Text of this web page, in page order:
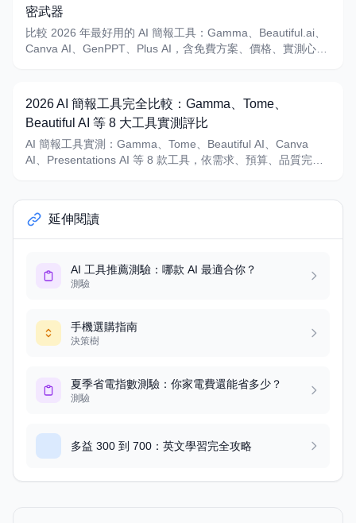
密武器
比較 2026 年最好用的 AI 簡報工具：Gamma、Beautiful.ai、
Canva AI、GenPPT、Plus AI，含免費方案、價格、實測心得
2026 AI 簡報工具完全比較：Gamma、Tome、
Beautiful AI 等 8 大工具實測評比
AI 簡報工具實測：Gamma、Tome、Beautiful AI、Canva
AI、Presentations AI 等 8 款工具，依需求、預算、品質完整
延伸閱讀
AI 工具推薦測驗：哪款 AI 最適合你？
測驗
手機選購指南
決策樹
夏季省電指數測驗：你家電費還能省多少？
測驗
多益 300 到 700：英文學習完全攻略